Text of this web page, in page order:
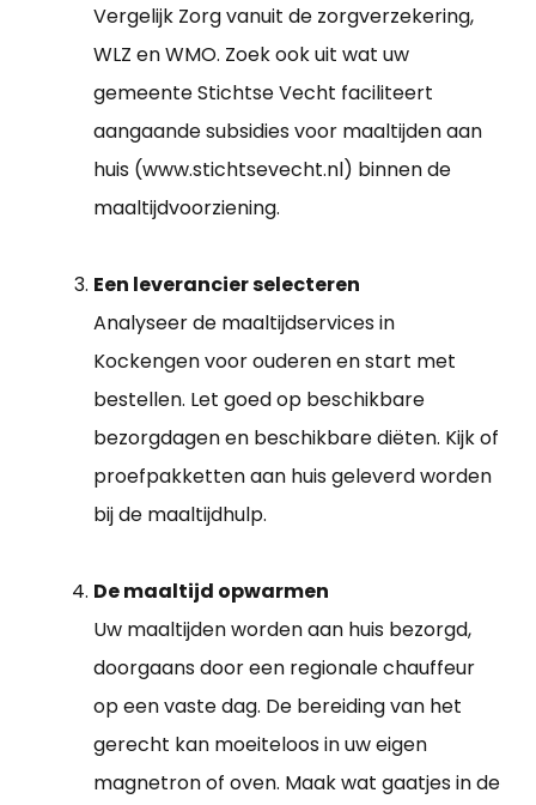
Vergelijk Zorg vanuit de zorgverzekering,
WLZ en WMO. Zoek ook uit wat uw
gemeente Stichtse Vecht faciliteert
aangaande subsidies voor maaltijden aan
huis (www.stichtsevecht.nl) binnen de
maaltijdvoorziening.
Een leverancier selecteren
Analyseer de maaltijdservices in
Kockengen voor ouderen en start met
bestellen. Let goed op beschikbare
bezorgdagen en beschikbare diëten. Kijk of
proefpakketten aan huis geleverd worden
bij de maaltijdhulp.
De maaltijd opwarmen
Uw maaltijden worden aan huis bezorgd,
doorgaans door een regionale chauffeur
op een vaste dag. De bereiding van het
gerecht kan moeiteloos in uw eigen
magnetron of oven. Maak wat gaatjes in de